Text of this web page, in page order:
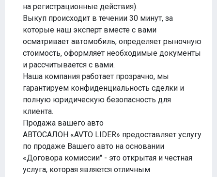
на регистрационные действия).
Выкуп происходит в течении 30 минут, за
которые наш эксперт вместе с вами
осматривает автомобиль, определяет рыночную
стоимость, оформляет необходимые документы
и рассчитывается с вами.
Наша компания работает прозрачно, мы
гарантируем конфиденциальность сделки и
полную юридическую безопасность для
клиента.
Продажа вашего авто
АВТОСАЛОН «AVTO LIDER» предоставляет услугу
по продаже Вашего авто на основании
«Договора комиссии" - это открытая и честная
услуга, которая является отличным